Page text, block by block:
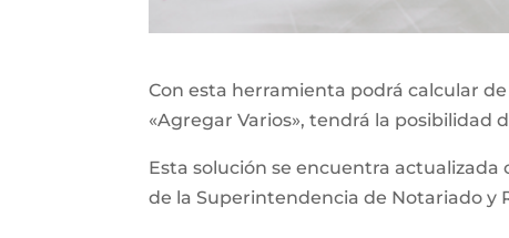
Con esta herramienta podrá calcular
«Agregar Varios», tendrá la posibilidad
Esta solución se encuentra
de la Superintendencia de Notariado y